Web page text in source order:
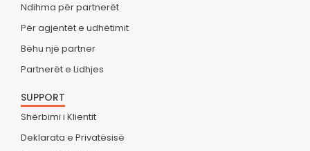
Ndihma për partnerët
Për agjentët e udhëtimit
Bëhu një partner
Partnerët e Lidhjes
SUPPORT
Shërbimi i Klientit
Deklarata e Privatësisë